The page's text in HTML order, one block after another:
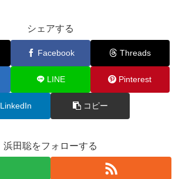
シェアする
Facebook Threads
LINE Pinterest
LinkedIn コピー
浜田聡をフォローする